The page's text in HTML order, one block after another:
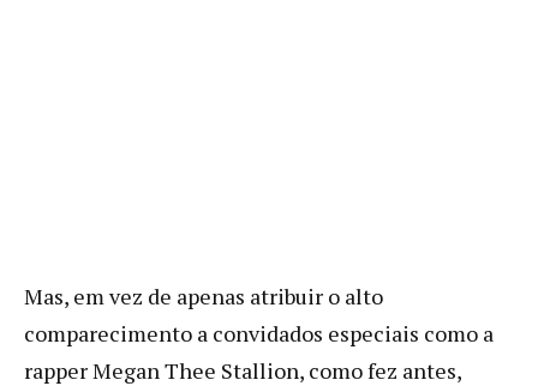
Mas, em vez de apenas atribuir o alto
comparecimento a convidados especiais como a
rapper Megan Thee Stallion, como fez antes,